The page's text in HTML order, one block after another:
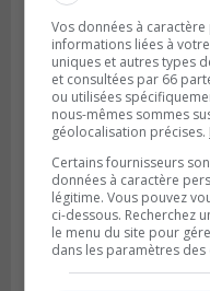
SAINT-BRUNO-DE-
Publié le 26 juillet 2026 à
Saint‑Bruno veut
outils à essence
Vos données à
informations liées à
uniques et autres types
et consultées par 66
ou utilisées
nous-mêmes sommes
géolocalisation précises.
Certains fournisseurs
données à caractère
légitime. Vous pouvez
ci-dessous. Recherchez
le menu du site pour
dans les paramètres